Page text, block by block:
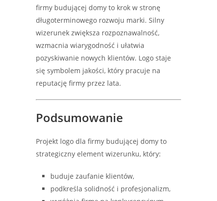
firmy budującej domy to krok w stronę
długoterminowego rozwoju marki. Silny
wizerunek zwiększa rozpoznawalność,
wzmacnia wiarygodność i ułatwia
pozyskiwanie nowych klientów. Logo staje
się symbolem jakości, który pracuje na
reputację firmy przez lata.
Podsumowanie
Projekt logo dla firmy budującej domy to
strategiczny element wizerunku, który:
buduje zaufanie klientów,
podkreśla solidność i profesjonalizm,